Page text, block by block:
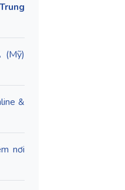
(Mỹ)
&
nơi